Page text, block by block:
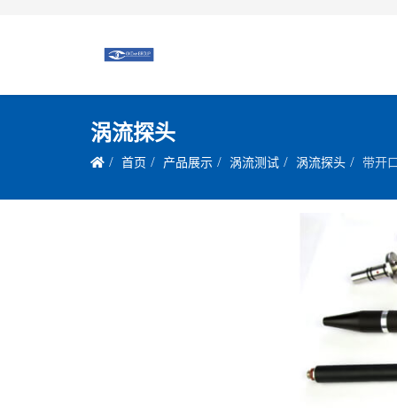
涡流探头
首页 产品展示 涡流测试 涡流探头 带开